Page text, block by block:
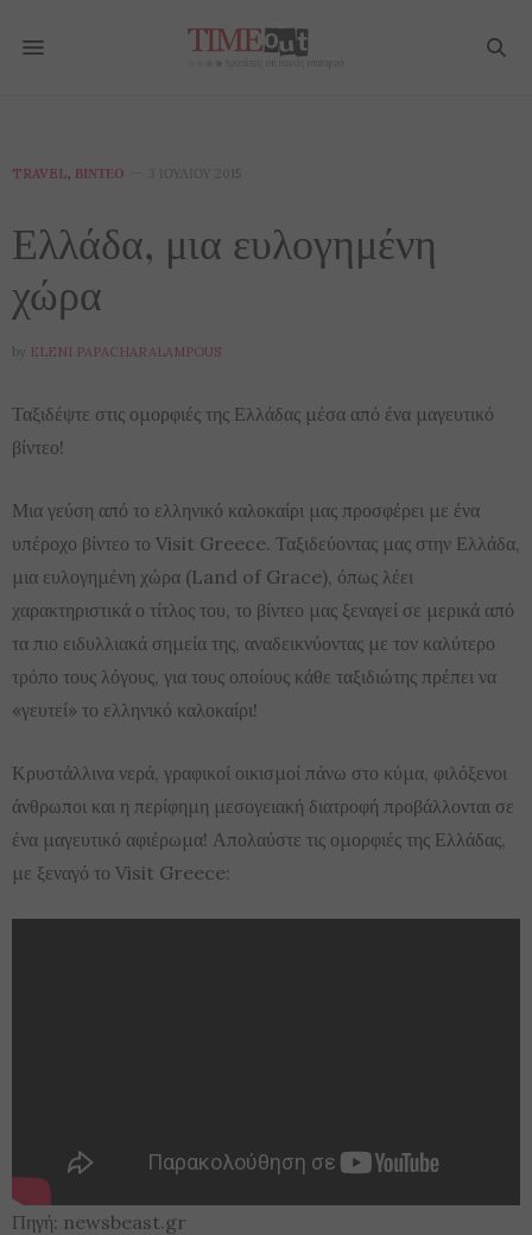
TRAVEL, ΒΊΝΤΕΟ 3 ΙΟΥΛΊΟΥ 2015
Ελλάδα, μια ευλογημένη
χώρα
by ELENI PAPACHARALAMPOUS
Ταξιδέψτε στις ομορφιές της Ελλάδας μέσα από ένα μαγευτικό
βίντεο!
Μια γεύση από το ελληνικό καλοκαίρι μας προσφέρει με ένα
υπέροχο βίντεο το Visit Greece. Ταξιδεύοντας μας στην Ελλάδα,
μια ευλογημένη χώρα (Land of Grace), όπως λέει
χαρακτηριστικά ο τίτλος του, το βίντεο μας ξεναγεί σε μερικά από
τα πιο ειδυλλιακά σημεία της, αναδεικνύοντας με τον καλύτερο
τρόπο τους λόγους, για τους οποίους κάθε ταξιδιώτης πρέπει να
«γευτεί» το ελληνικό καλοκαίρι!
Κρυστάλλινα νερά, γραφικοί οικισμοί πάνω στο κύμα, φιλόξενοι
άνθρωποι και η περίφημη μεσογειακή διατροφή προβάλλονται σε
ένα μαγευτικό αφιέρωμα! Απολαύστε τις ομορφιές της Ελλάδας,
με ξεναγό το Visit Greece:
Πηγή: newsbeast.gr